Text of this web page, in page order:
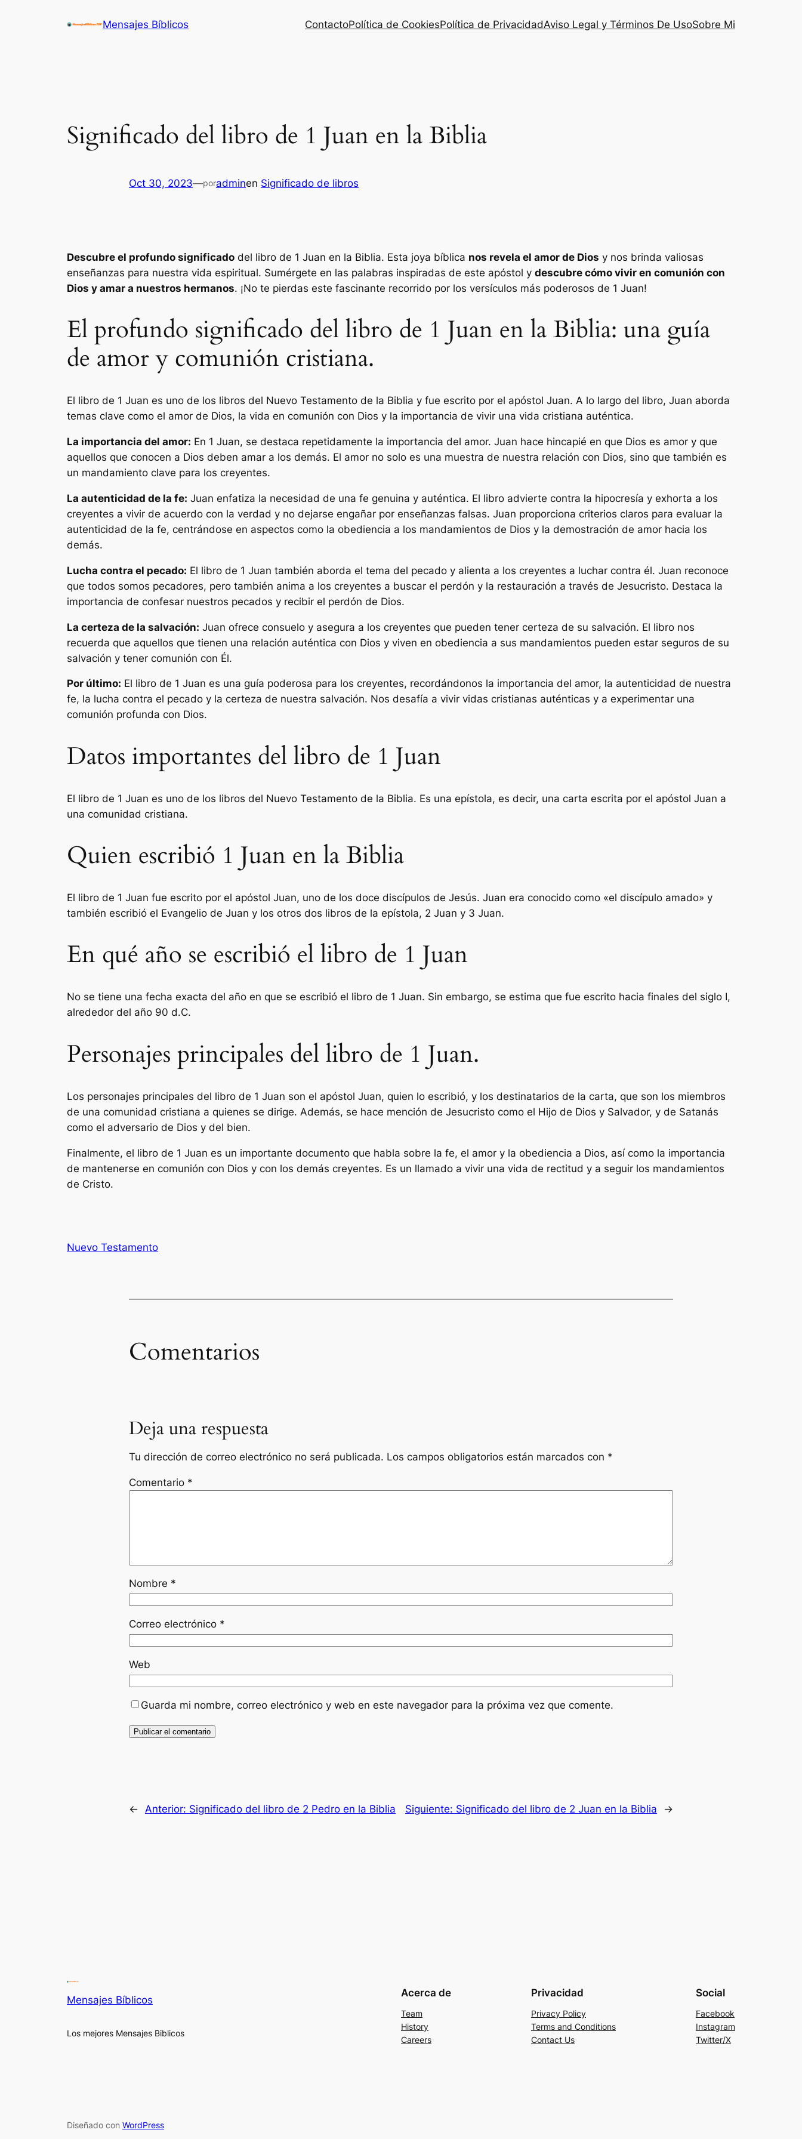
Mensajes Bíblicos ContactoPolítica de CookiesPolítica de PrivacidadAviso Legal y Términos De UsoSobre Mi
Significado del libro de 1 Juan en la Biblia
Oct 30, 2023—poradminen Significado de libros
Descubre el profundo significado del libro de 1 Juan en la Biblia. Esta joya bíblica nos revela el amor de Dios y nos brinda valiosas
enseñanzas para nuestra vida espiritual. Sumérgete en las palabras inspiradas de este apóstol y descubre cómo vivir en comunión con
Dios y amar a nuestros hermanos. ¡No te pierdas este fascinante recorrido por los versículos más poderosos de 1 Juan!
El profundo significado del libro de 1 Juan en la Biblia: una guía
de amor y comunión cristiana.
El libro de 1 Juan es uno de los libros del Nuevo Testamento de la Biblia y fue escrito por el apóstol Juan. A lo largo del libro, Juan aborda
temas clave como el amor de Dios, la vida en comunión con Dios y la importancia de vivir una vida cristiana auténtica.
La importancia del amor: En 1 Juan, se destaca repetidamente la importancia del amor. Juan hace hincapié en que Dios es amor y que
aquellos que conocen a Dios deben amar a los demás. El amor no solo es una muestra de nuestra relación con Dios, sino que también es
un mandamiento clave para los creyentes.
La autenticidad de la fe: Juan enfatiza la necesidad de una fe genuina y auténtica. El libro advierte contra la hipocresía y exhorta a los
creyentes a vivir de acuerdo con la verdad y no dejarse engañar por enseñanzas falsas. Juan proporciona criterios claros para evaluar la
autenticidad de la fe, centrándose en aspectos como la obediencia a los mandamientos de Dios y la demostración de amor hacia los
demás.
Lucha contra el pecado: El libro de 1 Juan también aborda el tema del pecado y alienta a los creyentes a luchar contra él. Juan reconoce
que todos somos pecadores, pero también anima a los creyentes a buscar el perdón y la restauración a través de Jesucristo. Destaca la
importancia de confesar nuestros pecados y recibir el perdón de Dios.
La certeza de la salvación: Juan ofrece consuelo y asegura a los creyentes que pueden tener certeza de su salvación. El libro nos
recuerda que aquellos que tienen una relación auténtica con Dios y viven en obediencia a sus mandamientos pueden estar seguros de su
salvación y tener comunión con Él.
Por último: El libro de 1 Juan es una guía poderosa para los creyentes, recordándonos la importancia del amor, la autenticidad de nuestra
fe, la lucha contra el pecado y la certeza de nuestra salvación. Nos desafía a vivir vidas cristianas auténticas y a experimentar una
comunión profunda con Dios.
Datos importantes del libro de 1 Juan
El libro de 1 Juan es uno de los libros del Nuevo Testamento de la Biblia. Es una epístola, es decir, una carta escrita por el apóstol Juan a
una comunidad cristiana.
Quien escribió 1 Juan en la Biblia
El libro de 1 Juan fue escrito por el apóstol Juan, uno de los doce discípulos de Jesús. Juan era conocido como «el discípulo amado» y
también escribió el Evangelio de Juan y los otros dos libros de la epístola, 2 Juan y 3 Juan.
En qué año se escribió el libro de 1 Juan
No se tiene una fecha exacta del año en que se escribió el libro de 1 Juan. Sin embargo, se estima que fue escrito hacia finales del siglo I,
alrededor del año 90 d.C.
Personajes principales del libro de 1 Juan.
Los personajes principales del libro de 1 Juan son el apóstol Juan, quien lo escribió, y los destinatarios de la carta, que son los miembros
de una comunidad cristiana a quienes se dirige. Además, se hace mención de Jesucristo como el Hijo de Dios y Salvador, y de Satanás
como el adversario de Dios y del bien.
Finalmente, el libro de 1 Juan es un importante documento que habla sobre la fe, el amor y la obediencia a Dios, así como la importancia
de mantenerse en comunión con Dios y con los demás creyentes. Es un llamado a vivir una vida de rectitud y a seguir los mandamientos
de Cristo.
Nuevo Testamento
Comentarios
Deja una respuesta
Tu dirección de correo electrónico no será publicada. Los campos obligatorios están marcados con *
Comentario *
Nombre *
Correo electrónico *
Web
Guarda mi nombre, correo electrónico y web en este navegador para la próxima vez que comente.
← Anterior: Significado del libro de 2 Pedro en la Biblia Siguiente: Significado del libro de 2 Juan en la Biblia →
Mensajes Bíblicos
Los mejores Mensajes Biblicos
Acerca de
Team
History
Careers
Privacidad
Privacy Policy
Terms and Conditions
Contact Us
Social
Facebook
Instagram
Twitter/X
Diseñado con WordPress